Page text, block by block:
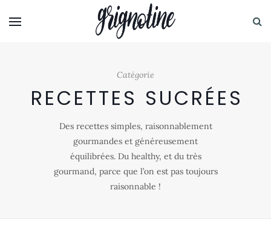
Catégorie
RECETTES SUCRÉES
Des recettes simples, raisonnablement
gourmandes et généreusement
équilibrées. Du healthy, et du très
gourmand, parce que l’on est pas toujours
raisonnable !